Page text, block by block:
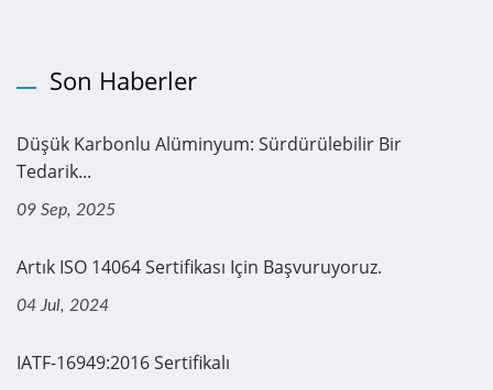
Son Haberler
Düşük Karbonlu Alüminyum: Sürdürülebilir Bir
Tedarik...
09 Sep, 2025
Artık ISO 14064 Sertifikası Için Başvuruyoruz.
04 Jul, 2024
IATF-16949:2016 Sertifikalı